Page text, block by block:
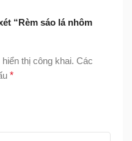
“Rèm sáo lá nhôm
thị công khai. Các
*